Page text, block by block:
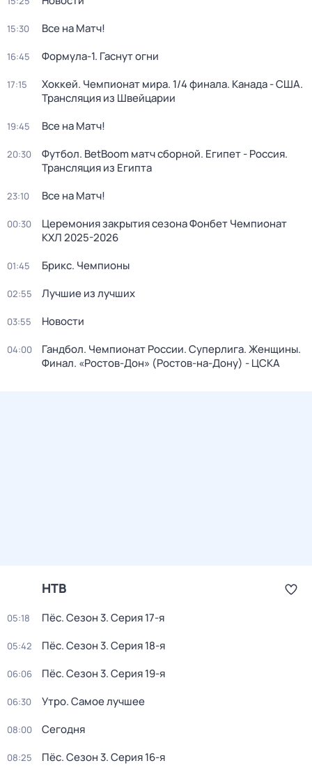
15:30 Все на Матч!
16:45 Формула-1. Гаснут огни
17:15
Хоккей. Чемпионат мира. 1/4 финала. Канада - США.
Трансляция из Швейцарии
19:45 Все на Матч!
20:30
Футбол. BetBoom матч сборной. Египет - Россия.
Трансляция из Египта
23:10 Все на Матч!
00:30
Церемония закрытия сезона Фонбет Чемпионат
КХЛ 2025-2026
01:45 Брикс. Чемпионы
02:55 Лучшие из лучших
03:55 Новости
04:00
Гандбол. Чемпионат России. Суперлига. Женщины.
Финал. «Ростов-Дон» (Ростов-на-Дону) - ЦСКА
НТВ
05:18 Пёс. Сезон 3. Серия 17-я
05:42 Пёс. Сезон 3. Серия 18-я
06:06 Пёс. Сезон 3. Серия 19-я
06:30 Утро. Самое лучшее
08:00 Сегодня
08:25 Пёс. Сезон 3. Серия 16-я